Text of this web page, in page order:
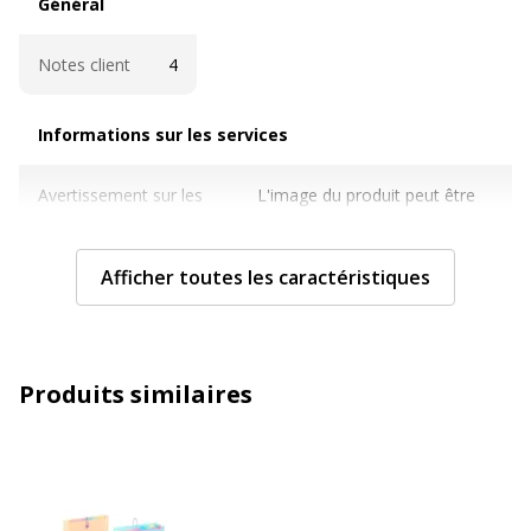
Notes client 4
Informations sur les services
Avertissement sur les
L'image du produit peut être
Caractéristiques techniques
Caractéristiques techniques
Extensible Oui
Afficher toutes les caractéristiques
Produits similaires